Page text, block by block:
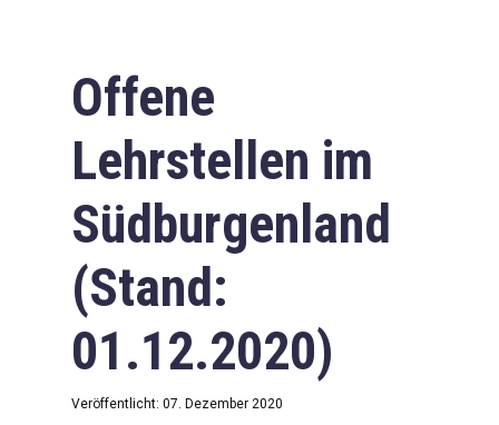
Offene
Lehrstellen im
Südburgenland
(Stand:
01.12.2020)
Veröffentlicht: 07. Dezember 2020